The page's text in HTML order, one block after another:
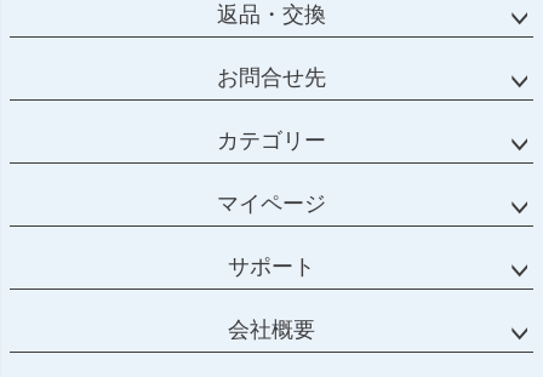
返品・交換
お問合せ先
カテゴリー
マイページ
サポート
会社概要